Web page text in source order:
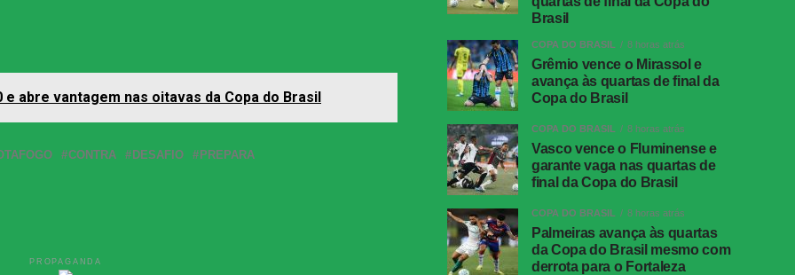
abre vantagem nas oitavas da Copa do Brasil
CONTRA DESAFIO PREPARA
PROPAGANDA
Brasil
COPA DO BRASIL 8 horas atrás
Grêmio vence o Mirassol e
avança às quartas de final da
Copa do Brasil
COPA DO BRASIL 8 horas atrás
Vasco vence o Fluminense e
garante vaga nas quartas de
final da Copa do Brasil
COPA DO BRASIL 8 horas atrás
Palmeiras avança às quartas
da Copa do Brasil mesmo com
derrota para o Fortaleza